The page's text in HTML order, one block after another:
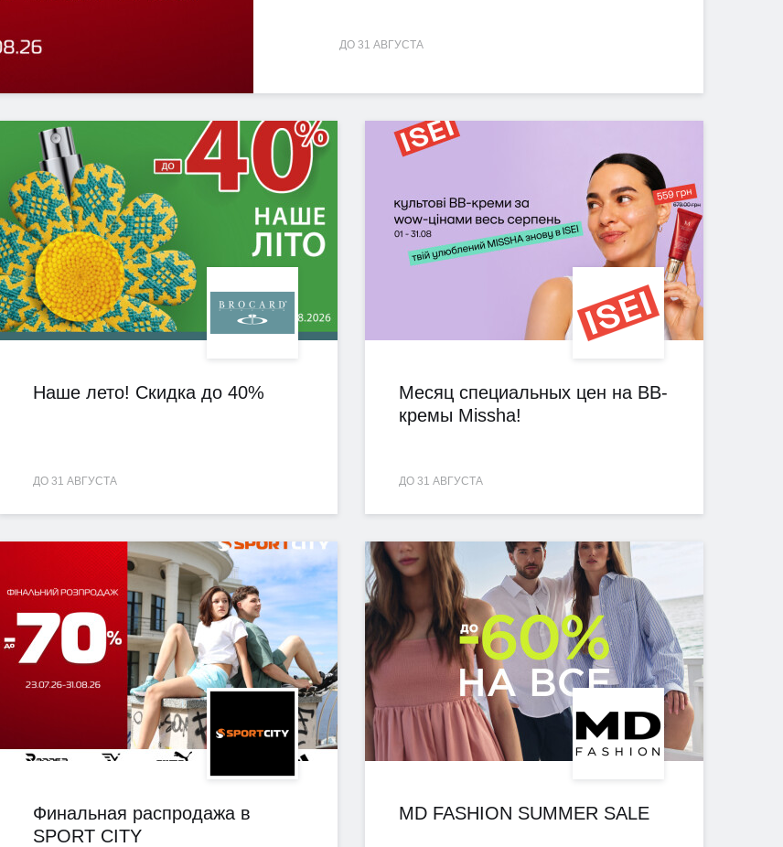
ДО 31 АВГУСТА
Наше лето! Скидка до 40%
ДО 31 АВГУСТА
Месяц специальных цен на BB-
кремы Missha!
ДО 31 АВГУСТА
Финальная распродажа в
SPORT CITY
MD FASHION SUMMER SALE